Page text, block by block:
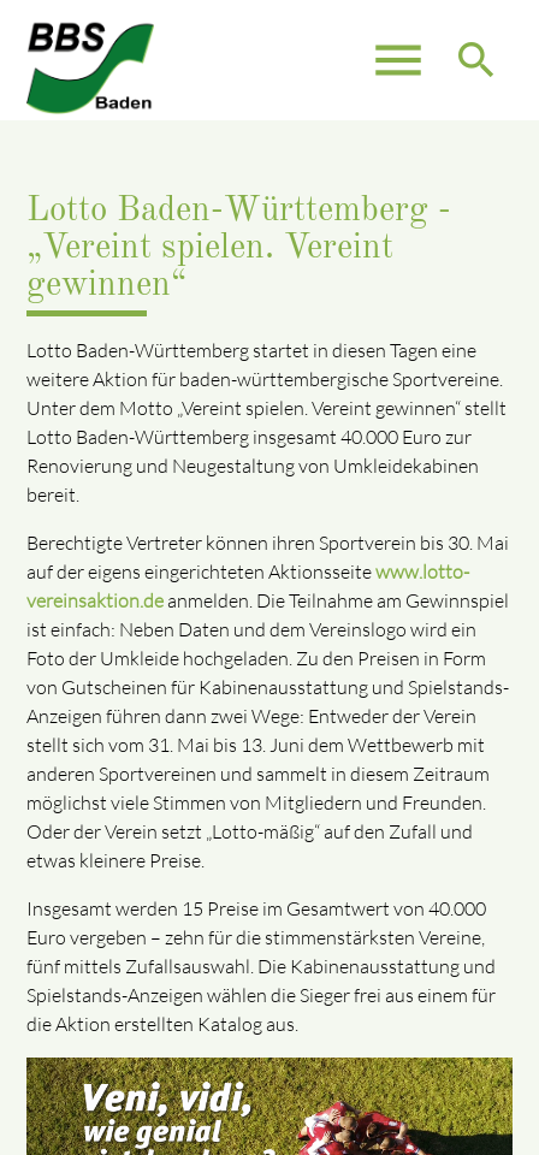
menu search
Lotto Baden-Württemberg -
„Vereint spielen. Vereint
gewinnen“
Lotto Baden-Württemberg startet in diesen Tagen eine
weitere Aktion für baden-württembergische Sportvereine.
Unter dem Motto „Vereint spielen. Vereint gewinnen“ stellt
Lotto Baden-Württemberg insgesamt 40.000 Euro zur
Renovierung und Neugestaltung von Umkleidekabinen
bereit.
Berechtigte Vertreter können ihren Sportverein bis 30. Mai
auf der eigens eingerichteten Aktionsseitewww.lotto-
vereinsaktion.deanmelden. Die Teilnahme am Gewinnspiel
ist einfach: Neben Daten und dem Vereinslogo wird ein
Foto der Umkleide hochgeladen. Zu den Preisen in Form
von Gutscheinen für Kabinenausstattung und Spielstands-
Anzeigen führen dann zwei Wege: Entweder der Verein
stellt sich vom 31. Mai bis 13. Juni dem Wettbewerb mit
anderen Sportvereinen und sammelt in diesem Zeitraum
möglichst viele Stimmen von Mitgliedern und Freunden.
Oder der Verein setzt „Lotto-mäßig“ auf den Zufall und
etwas kleinere Preise.
Insgesamt werden 15 Preise im Gesamtwert von 40.000
Euro vergeben – zehn für die stimmenstärksten Vereine,
fünf mittels Zufallsauswahl. Die Kabinenausstattung und
Spielstands-Anzeigen wählen die Sieger frei aus einem für
die Aktion erstellten Katalog aus.